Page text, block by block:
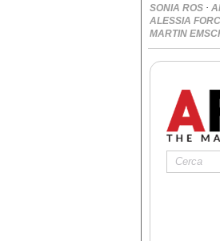
SONIA ROS ·
ALESSIA
MARTIN